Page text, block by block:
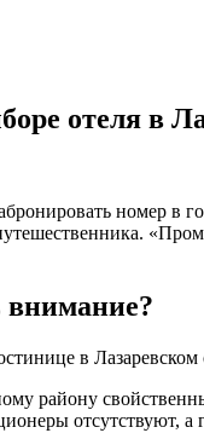
отеля в
номер в
в
району
отсутствуют,